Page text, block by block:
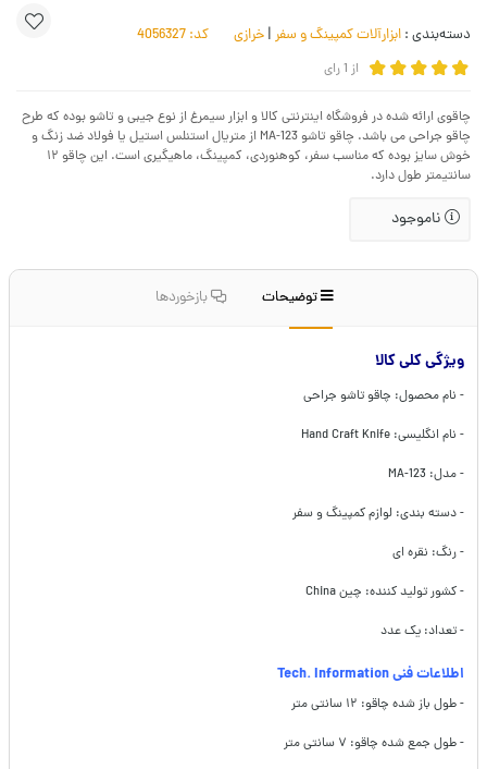
دسته‌بندی : ابزارآلات کمپینگ و سفر | خرازی کد:
از 1رای
چاقوی ارائه شده در فروشگاه اینترنتی کالا و ابزار سیمرغ از نوع جیبی و تاشو بوده که طرح
چاقو جراحی می باشد. چاقو تاشو MA-123 از متریال استنلس استیل یا فولاد ضد زنگ و
خوش سایز بوده که مناسب سفر، کوهنوردی، کمپینگ، ماهیگیری است. این چاقو ۱۲
سانتیمتر طول دارد.
ناموجود
توضیحات بازخوردها
ویژگی کلی کالا
- نام محصول: چاقو تاشو جراحی
- نام انگلیسی: Hand Craft Knife
- مدل: MA-123
- دسته بندی: لوازم کمپینگ و سفر
- رنگ: نقره ای
- کشور تولید کننده: چین China
- تعداد: یک عدد
اطلاعات فنی Tech. Information
- طول باز شده چاقو: ۱۲ سانتی متر
- طول جمع شده چاقو: ۷ سانتی متر